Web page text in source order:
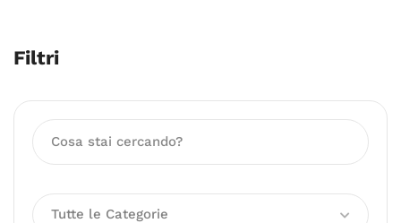
Filtri
Tutte le Categorie